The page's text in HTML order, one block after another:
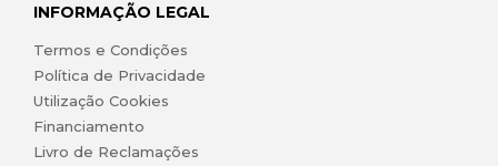
INFORMAÇÃO LEGAL
Termos e Condições
Política de Privacidade
Utilização Cookies
Financiamento
Livro de Reclamações